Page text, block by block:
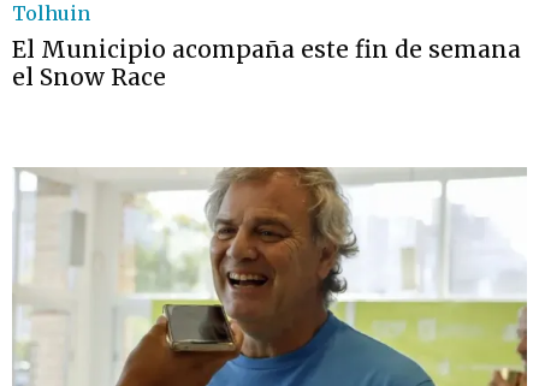
Tolhuin
El Municipio acompaña este fin de semana
el Snow Race